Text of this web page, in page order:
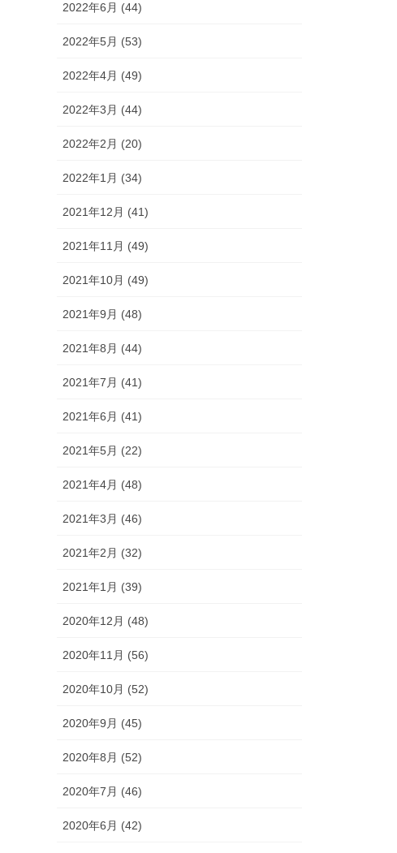
2022年6月 (44)
2022年5月 (53)
2022年4月 (49)
2022年3月 (44)
2022年2月 (20)
2022年1月 (34)
2021年12月 (41)
2021年11月 (49)
2021年10月 (49)
2021年9月 (48)
2021年8月 (44)
2021年7月 (41)
2021年6月 (41)
2021年5月 (22)
2021年4月 (48)
2021年3月 (46)
2021年2月 (32)
2021年1月 (39)
2020年12月 (48)
2020年11月 (56)
2020年10月 (52)
2020年9月 (45)
2020年8月 (52)
2020年7月 (46)
2020年6月 (42)